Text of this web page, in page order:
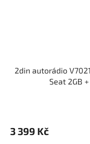
2din autorádio
Seat 2GB
3 399 Kč